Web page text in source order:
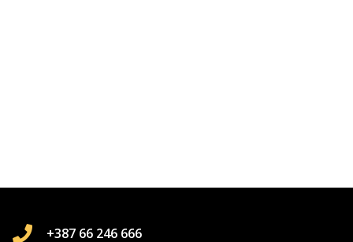
+387 66 246 666